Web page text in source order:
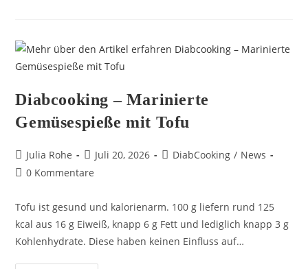
Diabcooking – Marinierte
Gemüsespieße mit Tofu
Julia Rohe Juli 20, 2026 DiabCooking / News
0 Kommentare
Tofu ist gesund und kalorienarm. 100 g liefern rund 125
kcal aus 16 g Eiweiß, knapp 6 g Fett und lediglich knapp 3 g
Kohlenhydrate. Diese haben keinen Einfluss auf…